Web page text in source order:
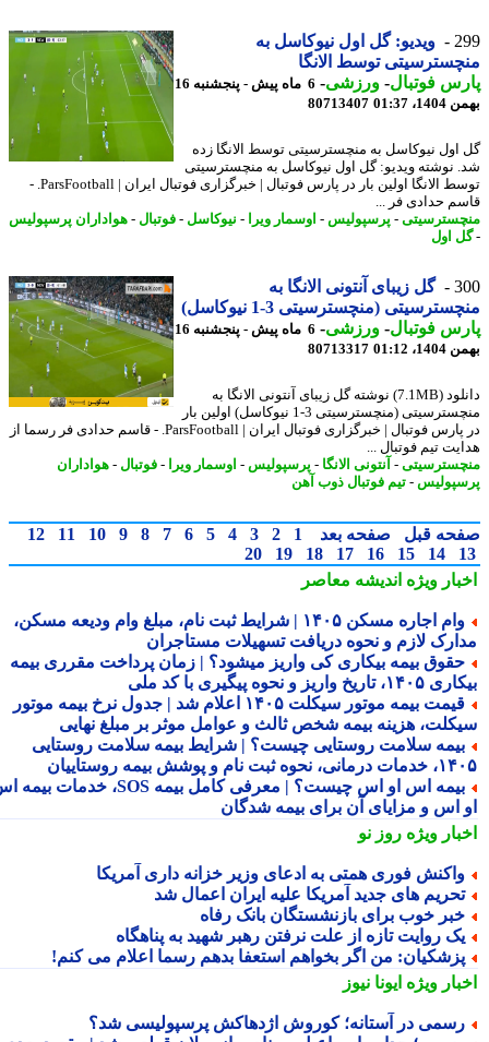
ویدیو: گل اول نیوکاسل به
توسط الانگا
فوتبال-ورزشی-
6 ماه پیش - پنجشنبه 16
01:37
80713407
نیوکاسل به منچسترسیتی توسط الانگا زده
نوشته ویدیو: گل اول نیوکاسل به منچسترسیتی
توسط الانگا اولین بار در پارس فوتبال | خبرگزاری فوتبال ایران | ParsFootball. -
حدادی فر ...
-پرسپولیس-اوسمار ویرا -نیوکاسل-فوتبال-هواداران پرسپولیس
اول
گل زیبای آنتونی الانگا به
(منچسترسیتی 3-1 نیوکاسل)
فوتبال-ورزشی-
6 ماه پیش - پنجشنبه 16
01:12
80713317
دانلود (7.1MB) نوشته گل زیبای آنتونی الانگا به
منچسترسیتی (منچسترسیتی 3-1 نیوکاسل) اولین بار
در پارس فوتبال | خبرگزاری فوتبال ایران | ParsFootball. - قاسم حدادی فر رسما از
تیم فوتبال ...
-آنتونی الانگا -پرسپولیس-اوسمار ویرا -فوتبال-هواداران
-تیم فوتبال ذوب آهن
قبل صفحه بعد 1
2
3
4
5
6
7
8
9
10
11
12
14
15
16
17
18
19
20
ویژهاندیشه معاصر
وام اجاره مسکن ۱۴۰۵ | شرایط ثبت نام، مبلغ وام ودیعه مسکن،
لازم و نحوه دریافت تسهیلات مستاجران
بیمه بیکاری کی واریز میشود؟ | زمان پرداخت مقرری بیمه
واریز و نحوه پیگیری با کد ملی
قیمت بیمه موتور سیکلت ۱۴۰۵ اعلام شد | جدول نرخ بیمه موتور
هزینه بیمه شخص ثالث و عوامل موثر بر مبلغ نهایی
سلامت روستایی چیست؟ | شرایط بیمه سلامت روستایی
نام و پوشش بیمه روستاییان
بیمه اس او اس چیست؟ | معرفی کامل بیمه SOS، خدمات بیمه اس
اس و مزایای آن برای بیمه شدگان
ویژهروز نو
فوری همتی به ادعای وزیر خزانه داری آمریکا
های جدید آمریکا علیه ایران اعمال شد
خوب برای بازنشستگان بانک رفاه
روایت تازه از علت نرفتن رهبر شهید به پناهگاه
من اگر بخواهم استعفا بدهم رسما اعلام می کنم!
ویژهایونا نیوز
در آستانه؛ کوروش اژدهاکش پرسپولیسی شد؟